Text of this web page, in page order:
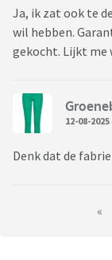
Ja, ik zat ook te
wil hebben.
gekocht. Lijkt me
12-08-2025
Denk dat de
«